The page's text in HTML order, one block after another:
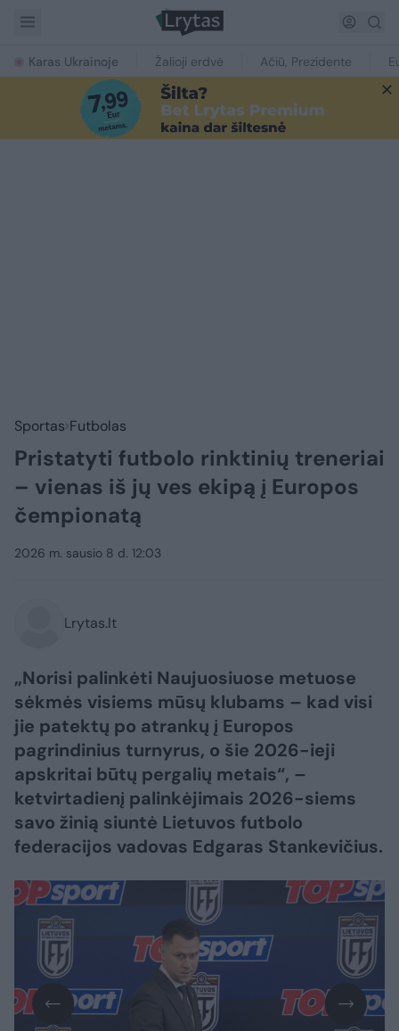
Karas Ukrainoje Žalioji erdvė Ačiū, Prezidente
Sportas Futbolas
Pristatyti futbolo rinktinių treneriai
– vienas iš jų ves ekipą į Europos
čempionatą
2026 m. sausio 8 d. 12:03
Lrytas.lt
„Norisi palinkėti Naujuosiuose metuose
sėkmės visiems mūsų klubams – kad visi
jie patektų po atrankų į Europos
pagrindinius turnyrus, o šie 2026-ieji
apskritai būtų pergalių metais“, –
ketvirtadienį palinkėjimais 2026-siems
savo žinią siuntė Lietuvos futbolo
federacijos vadovas Edgaras Stankevičius.